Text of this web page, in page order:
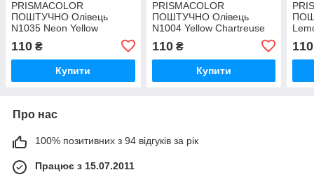
PRISMACOLOR
ПОШТУЧНО Олівець
N1035 Neon Yellow
110 ₴
Купити
PRISMACOLOR
ПОШТУЧНО Олівець
N1004 Yellow Chartreuse
110₴
Купити
110
Про нас
100% позитивних з 94 відгуків за рік
Працює з 15.07.2011